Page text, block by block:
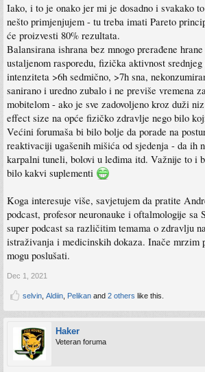
Iako, i to je onako jer mi je dosadno i svakako
nešto primjenjujem - tu treba imati Pareto
će proizvesti 80% rezultata.
Balansirana ishrana bez mnogo prerađene
ustaljenom rasporedu, fizička aktivnost
intenziteta >6h sedmično, >7h sna,
sanirano i uredno zubalo i ne previše vremena
mobitelom - ako je sve zadovoljeno kroz duži
effect size na opće fizičko zdravlje nego bilo
Većini forumaša bi bilo bolje da porade na
reaktivaciji ugašenih mišića od sjedenja - da ih
karpalni tuneli, bolovi u leđima itd. Važnije to i
bilo kakvi suplementi
Koga interesuje više, savjetujem da pratite
podcast, profesor neuronauke i oftalmologije sa
super podcast sa različitim temama o zdravlju
istraživanja i medicinskih dokaza. Inače mrzim
mogu poslušati.
Dec 1, 2021
selvin Aldiin Pelikan and 2 others like this.
Haker
Veteran foruma